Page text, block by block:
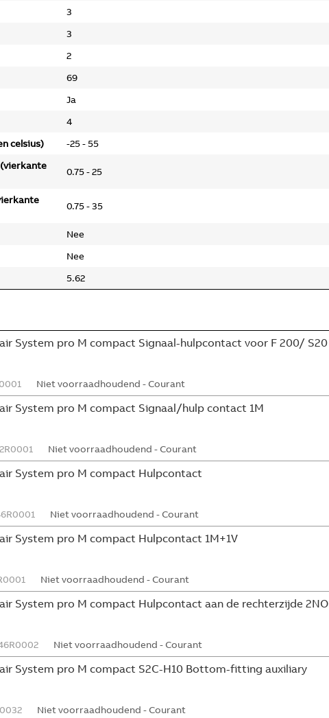
3
3
2
69
Ja
4
celsius)
-25 - 55
0.75 - 25
0.75 - 35
Nee
Nee
5.62
System pro M compact Signaal-hulpcontact voor F 200/ S20
Niet voorraadhoudend - Courant
System pro M compact Signaal/hulp contact 1M
Niet voorraadhoudend - Courant
System pro M compact Hulpcontact
Niet voorraadhoudend - Courant
System pro M compact Hulpcontact 1M+1V
Niet voorraadhoudend - Courant
System pro M compact Hulpcontact aan de rechterzijde 2NO
Niet voorraadhoudend - Courant
System pro M compact S2C-H10 Bottom-fitting auxiliary
Niet voorraadhoudend - Courant